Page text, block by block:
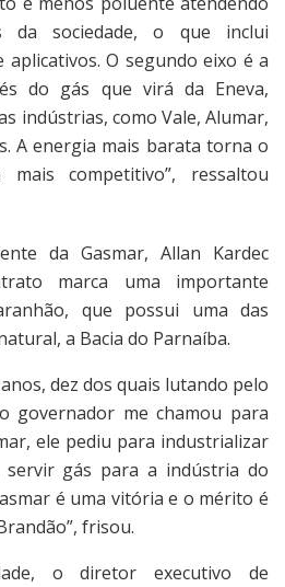
da sociedade, o que inclui
O segundo eixo é a
do gás que virá da Eneva,
indústrias, como Vale, Alumar,
A energia mais barata torna o
competitivo”, ressaltou
da Gasmar, Allan Kardec
marca uma importante
que possui uma das
a Bacia do Parnaíba.
dez dos quais lutando pelo
governador me chamou para
ele pediu para industrializar
gás para a indústria do
é uma vitória e o mérito é
frisou.
o diretor executivo de